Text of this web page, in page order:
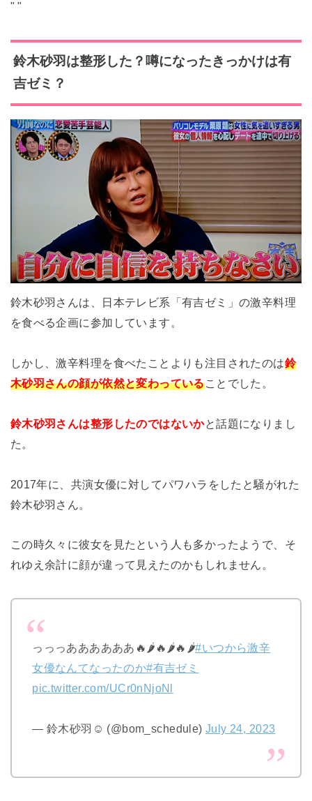
" "
鈴木砂羽は整形した？噂になったきっかけは有
吉ゼミ？
鈴木砂羽さんは、日本テレビ系「有吉ゼミ」の激辛料理
を食べる企画に参加しています。
しかし、激辛料理を食べたことよりも注目されたのは鈴
木砂羽さんの顔が依然と変わっていることでした。
鈴木砂羽さんは整形したのではないかと話題になりまし
た。
2017年に、共演女優に対してパワハラをしたと騒がれた
鈴木砂羽さん。
この時久々に彼女を見たという人も多かったようで、そ
れゆえ余計に顔が違って見えたのかもしれません。
っっっああああああ🔥🌶️🔥🌶️🔥🌶️#いつから激辛
女優なんてなったのか#有吉ゼミ
pic.twitter.com/UCr0nNjoNl
— 鈴木砂羽☺︎ (@bom_schedule) July 24, 2023